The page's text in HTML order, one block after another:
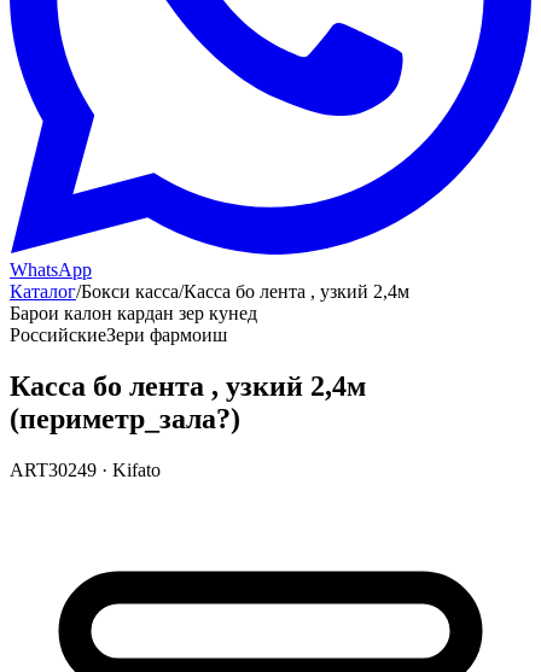
WhatsApp
Каталог/Бокси касса/Касса бо лента , узкий 2,4м
Барои калон кардан зер кунед
РоссийскиеЗери фармоиш
Касса бо лента , узкий 2,4м
(периметр_зала?)
ART30249 · Kifato